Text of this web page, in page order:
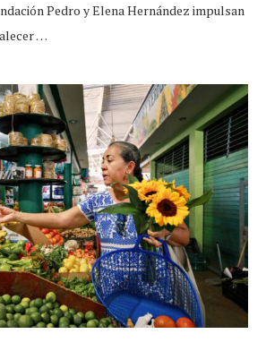
Pedro y Elena Hernández impulsan
…